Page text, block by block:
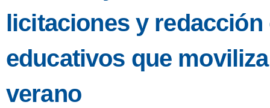
licitaciones y
educativos que
verano